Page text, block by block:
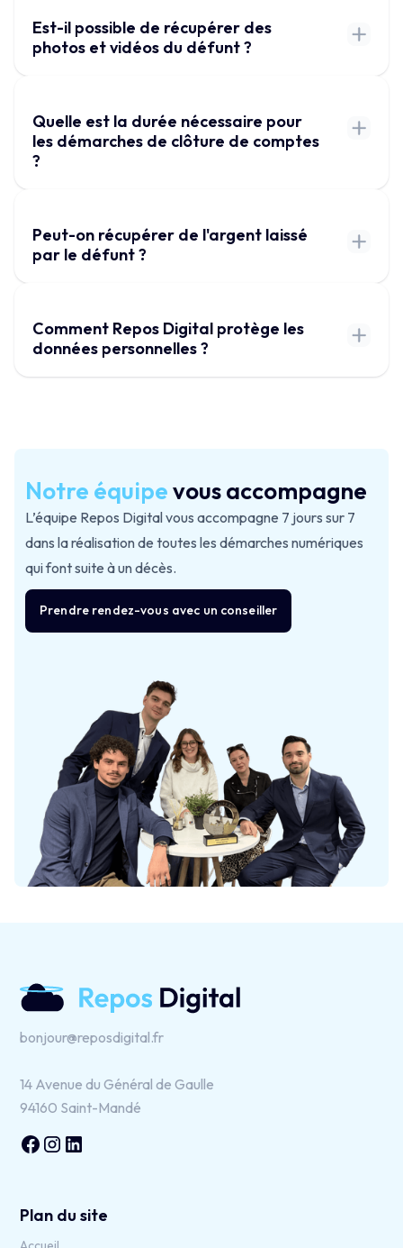
Est-il possible de récupérer des
photos et vidéos du défunt ?
Quelle est la durée nécessaire pour
les démarches de clôture de comptes
?
Peut-on récupérer de l'argent laissé
par le défunt ?
Comment Repos Digital protège les
données personnelles ?
démarches terminées.
Notre équipevous accompagne
L’équipe Repos Digital vous accompagne 7 jours sur 7
dans la réalisation de toutes les démarches numériques
qui font suite à un décès.
Prendre rendez-vous avec un conseiller
bonjour@reposdigital.fr
14 Avenue du Général de Gaulle
94160 Saint-Mandé
Plan du site